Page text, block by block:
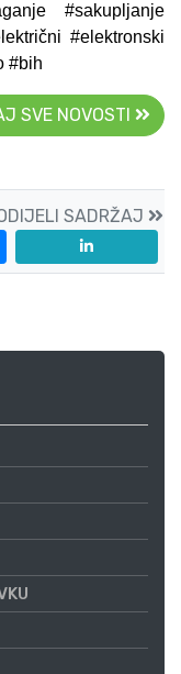
#sakupljanje
#elektronski
#bih
SVE NOVOSTI
SADRŽAJ